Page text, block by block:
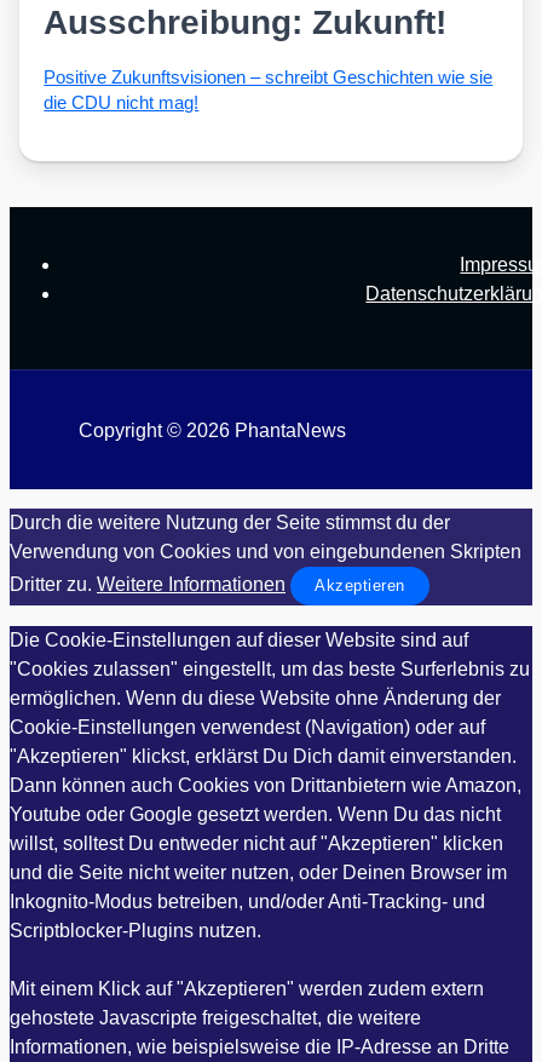
Ausschreibung: Zukunft!
Posi­ti­ve Zukunfts­vi­sio­nen – schreibt Geschich­ten wie sie
die CDU nicht mag!
Copyright © 2026 PhantaNews
Durch die weitere Nutzung der Seite stimmst du der
Verwendung von Cookies und von eingebundenen Skripten
Dritter zu. Weitere Informationen Akzeptieren
Die Cookie-Einstellungen auf dieser Website sind auf
"Cookies zulassen" eingestellt, um das beste Surferlebnis zu
ermöglichen. Wenn du diese Website ohne Änderung der
Cookie-Einstellungen verwendest (Navigation) oder auf
"Akzeptieren" klickst, erklärst Du Dich damit einverstanden.
Dann können auch Cookies von Drittanbietern wie Amazon,
Youtube oder Google gesetzt werden. Wenn Du das nicht
willst, solltest Du entweder nicht auf "Akzeptieren" klicken
und die Seite nicht weiter nutzen, oder Deinen Browser im
Inkognito-Modus betreiben, und/oder Anti-Tracking- und
Scriptblocker-Plugins nutzen.
Mit einem Klick auf "Akzeptieren" werden zudem extern
gehostete Javascripte freigeschaltet, die weitere
Informationen, wie beispielsweise die IP-Adresse an Dritte